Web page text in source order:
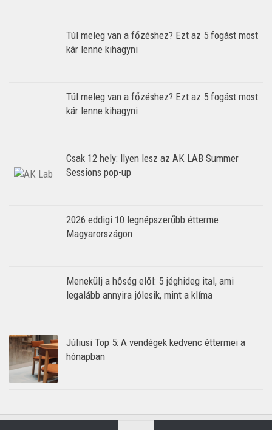
Túl meleg van a főzéshez? Ezt az 5 fogást most
kár lenne kihagyni
Túl meleg van a főzéshez? Ezt az 5 fogást most
kár lenne kihagyni
Csak 12 hely: Ilyen lesz az AK LAB Summer
Sessions pop-up
2026 eddigi 10 legnépszerűbb étterme
Magyarországon
Menekülj a hőség elől: 5 jéghideg ital, ami
legalább annyira jólesik, mint a klíma
Júliusi Top 5: A vendégek kedvenc éttermei a
hónapban